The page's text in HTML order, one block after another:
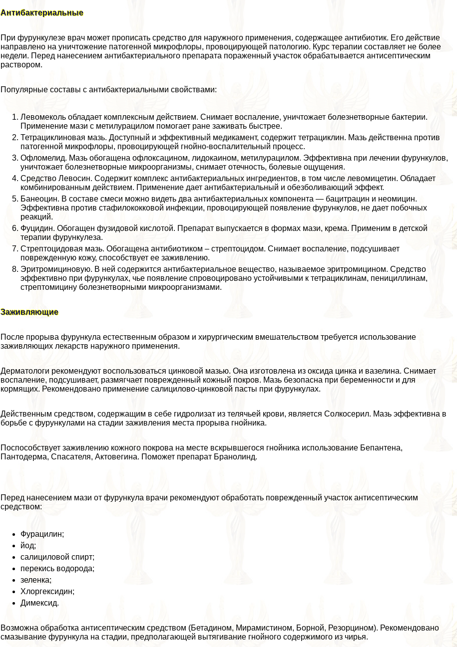
Антибактериальные
При фурункулезе врач может прописать средство для наружного применения, содержащее антибиотик. Его действие
направлено на уничтожение патогенной микрофлоры, провоцирующей патологию. Курс терапии составляет не более
недели. Перед нанесением антибактериального препарата пораженный участок обpaбатывается антисептическим
раствором.
Популярные составы с антибактериальными свойствами:
Левомеколь обладает комплексным действием. Снимает воспаление, уничтожает болезнетворные бактерии.
Применение мази с метилурацилом помогает ране заживать быстрее.
Тетрациклиновая мазь. Доступный и эффективный медикамент, содержит тетрациклин. Мазь действенна против
патогенной микрофлоры, провоцирующей гнойно-воспалительный процесс.
Офломелид. Мазь обогащена офлоксацином, лидокаином, метилурацилом. Эффективна при лечении фурункулов,
уничтожает болезнетворные микроорганизмы, снимает отечность, болевые ощущения.
Средство Левосин. Содержит комплекс антибактериальных ингредиентов, в том числе левомицетин. Обладает
комбинированным действием. Применение дает антибактериальный и обезболивающий эффект.
Банеоцин. В составе смеси можно видеть два антибактериальных компонента — бацитрацин и неомицин.
Эффективна против стафилококковой инфекции, провоцирующей появление фурункулов, не дает побочных
реакций.
Фуцидин. Обогащен фузидовой кислотой. Препарат выпускается в формах мази, крема. Применим в детской
терапии фурункулеза.
Стрептоцидовая мазь. Обогащена антибиотиком – стрептоцидом. Снимает воспаление, подсушивает
поврежденную кожу, способствует ее заживлению.
Эритромициновую. В ней содержится антибактериальное вещество, называемое эритромицином. Средство
эффективно при фурункулах, чье появление спровоцировано устойчивыми к тетрациклинам, пенициллинам,
стрептомицину болезнетворными микроорганизмами.
Заживляющие
После прорыва фурункула естественным образом и хирургическим вмешательством требуется использование
заживляющих лекарств наружного применения.
Дерматологи рекомендуют воспользоваться цинковой мазью. Она изготовлена из оксида цинка и вазелина. Снимает
воспаление, подсушивает, размягчает поврежденный кожный покров. Мазь безопасна при беременности и для
кормящих. Рекомендовано применение салицилово-цинковой пасты при фурункулах.
Действенным средством, содержащим в себе гидролизат из телячьей крови, является Солкосерил. Мазь эффективна в
борьбе с фурункулами на стадии заживления места прорыва гнойника.
Поспособствует заживлению кожного покрова на месте вскрывшегося гнойника использование Бепантена,
Пантодерма, Спасателя, Актовегина. Поможет препарат Бранолинд.
Перед нанесением мази от фурункула врачи рекомендуют обработать поврежденный участок антисептическим
средством:
Фурацилин;
йод;
салициловой спирт;
перекись водорода;
зеленка;
Хлоргексидин;
Димексид.
Возможна обработка антисептическим средством (Бетадином, Мирамистином, Борной, Резорцином). Рекомендовано
смазывание фурункула на стадии, предполагающей вытягивание гнойного содержимого из чирья.